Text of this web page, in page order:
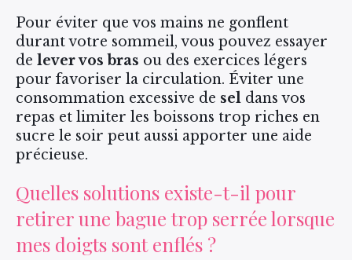
Pour éviter que vos mains ne gonflent
durant votre sommeil, vous pouvez essayer
de lever vos bras ou des exercices légers
pour favoriser la circulation. Éviter une
consommation excessive de sel dans vos
repas et limiter les boissons trop riches en
sucre le soir peut aussi apporter une aide
précieuse.
Quelles solutions existe-t-il pour
retirer une bague trop serrée lorsque
mes doigts sont enflés ?